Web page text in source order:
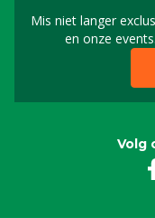
Mis niet langer
en onze
Volg